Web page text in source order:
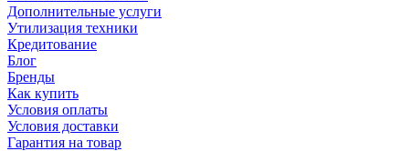
Дополнительные услуги
Утилизация техники
Кредитование
Блог
Бренды
Как купить
Условия оплаты
Условия доставки
Гарантия на товар